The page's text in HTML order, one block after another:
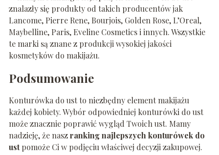
znalazły się produkty od takich producentów jak
Lancome, Pierre Rene, Bourjois, Golden Rose, L’Oreal,
Maybelline, Paris, Eveline Cosmetics i innych. Wszystkie
te marki są znane z produkcji wysokiej jakości
kosmetyków do makijażu.
Podsumowanie
Konturówka do ust to niezbędny element makijażu
każdej kobiety. Wybór odpowiedniej konturówki do ust
może znacznie poprawić wygląd Twoich ust. Mamy
nadzieję, że naszranking najlepszych konturówek do
ustpomoże Ci w podjęciu właściwej decyzji zakupowej.